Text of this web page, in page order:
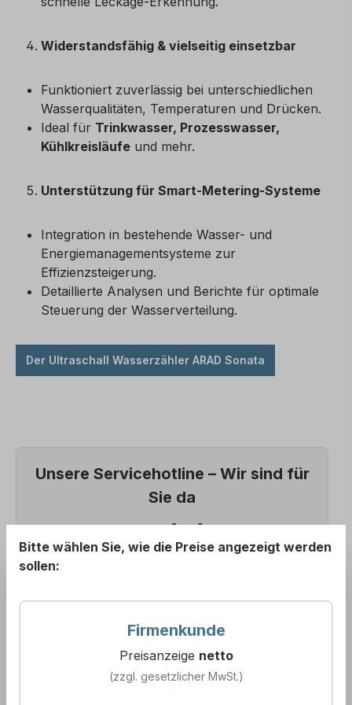
Widerstandsfähig & vielseitig einsetzbar
Funktioniert zuverlässig bei unterschiedlichen
Wasserqualitäten, Temperaturen und Drücken.
Ideal für Trinkwasser, Prozesswasser,
Kühlkreisläufe und mehr.
Unterstützung für Smart-Metering-Systeme
Integration in bestehende Wasser- und
Energiemanagementsysteme zur
Effizienzsteigerung.
Detaillierte Analysen und Berichte für optimale
Steuerung der Wasserverteilung.
Der Ultraschall Wasserzähler ARAD Sonata
Unsere Servicehotline – Wir sind für
Sie da
📞 +49 (0) 5121
Produkte filtern
Bitte wählen Sie, wie die Preise angezeigt werden
sollen:
Firmenkunde
Preisanzeige netto
(zzgl. gesetzlicher MwSt.)